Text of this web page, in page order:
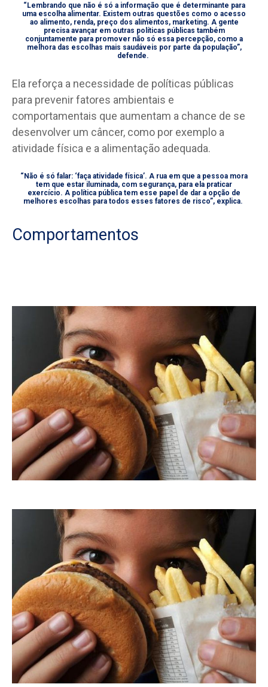
“Lembrando que não é só a informação que é determinante para
uma escolha alimentar. Existem outras questões como o acesso
ao alimento, renda, preço dos alimentos, marketing. A gente
precisa avançar em outras políticas públicas também
conjuntamente para promover não só essa percepção, como a
melhora das escolhas mais saudáveis por parte da população”,
defende.
Ela reforça a necessidade de políticas públicas
para prevenir fatores ambientais e
comportamentais que aumentam a chance de se
desenvolver um câncer, como por exemplo a
atividade física e a alimentação adequada.
“Não é só falar: ‘faça atividade física’. A rua em que a pessoa mora
tem que estar iluminada, com segurança, para ela praticar
exercício. A política pública tem esse papel de dar a opção de
melhores escolhas para todos esses fatores de risco”, explica.
Comportamentos